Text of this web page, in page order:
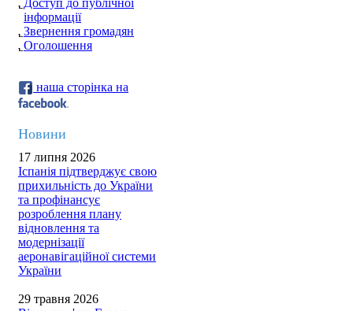
Доступ до публічної
інформації
Звернення громадян
Оголошення
наша сторінка на
Новини
17 липня 2026
Іспанія підтверджує свою
прихильність до України
та профінансує
розроблення плану
відновлення та
модернізації
аеронавігаційної системи
України
29 травня 2026